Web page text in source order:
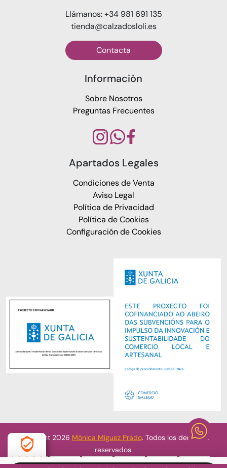
Llámanos: +34 981 691 135
tienda@calzadosloli.es
Contacta
Información
Sobre Nosotros
Preguntas Frecuentes
Apartados Legales
Condiciones de Venta
Aviso Legal
Política de Privacidad
Política de Cookies
Configuración de Cookies
Copyright 2026 Mónica Míguez Prado. Todos los derechos
reservados.